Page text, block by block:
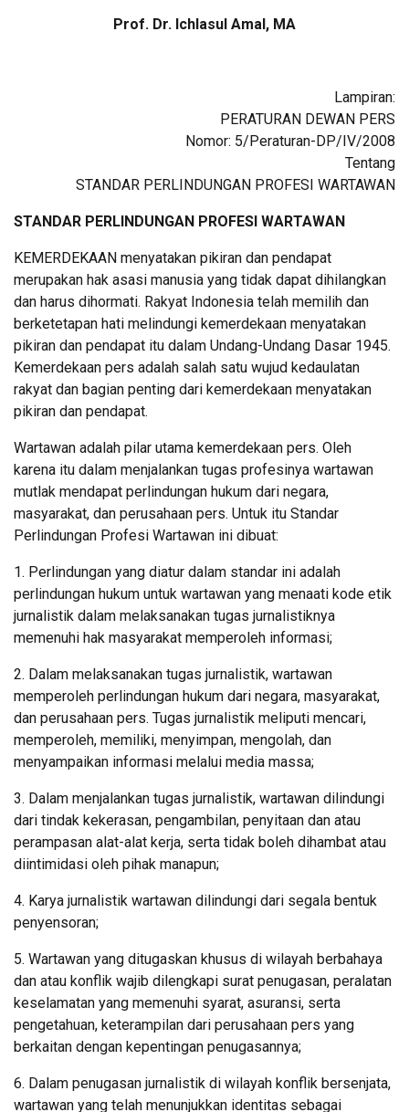
Prof. Dr. Ichlasul Amal, MA
Lampiran:
PERATURAN DEWAN PERS
Nomor: 5/Peraturan-DP/IV/2008
Tentang
STANDAR PERLINDUNGAN PROFESI WARTAWAN
STANDAR PERLINDUNGAN PROFESI WARTAWAN
KEMERDEKAAN menyatakan pikiran dan pendapat
merupakan hak asasi manusia yang tidak dapat dihilangkan
dan harus dihormati. Rakyat Indonesia telah memilih dan
berketetapan hati melindungi kemerdekaan menyatakan
pikiran dan pendapat itu dalam Undang-Undang Dasar 1945.
Kemerdekaan pers adalah salah satu wujud kedaulatan
rakyat dan bagian penting dari kemerdekaan menyatakan
pikiran dan pendapat.
Wartawan adalah pilar utama kemerdekaan pers. Oleh
karena itu dalam menjalankan tugas profesinya wartawan
mutlak mendapat perlindungan hukum dari negara,
masyarakat, dan perusahaan pers. Untuk itu Standar
Perlindungan Profesi Wartawan ini dibuat:
1. Perlindungan yang diatur dalam standar ini adalah
perlindungan hukum untuk wartawan yang menaati kode etik
jurnalistik dalam melaksanakan tugas jurnalistiknya
memenuhi hak masyarakat memperoleh informasi;
2. Dalam melaksanakan tugas jurnalistik, wartawan
memperoleh perlindungan hukum dari negara, masyarakat,
dan perusahaan pers. Tugas jurnalistik meliputi mencari,
memperoleh, memiliki, menyimpan, mengolah, dan
menyampaikan informasi melalui media massa;
3. Dalam menjalankan tugas jurnalistik, wartawan dilindungi
dari tindak kekerasan, pengambilan, penyitaan dan atau
perampasan alat-alat kerja, serta tidak boleh dihambat atau
diintimidasi oleh pihak manapun;
4. Karya jurnalistik wartawan dilindungi dari segala bentuk
penyensoran;
5. Wartawan yang ditugaskan khusus di wilayah berbahaya
dan atau konflik wajib dilengkapi surat penugasan, peralatan
keselamatan yang memenuhi syarat, asuransi, serta
pengetahuan, keterampilan dari perusahaan pers yang
berkaitan dengan kepentingan penugasannya;
6. Dalam penugasan jurnalistik di wilayah konflik bersenjata,
wartawan yang telah menunjukkan identitas sebagai